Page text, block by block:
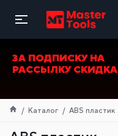
ЗА ПОДПИСКУ НА
РАССЫЛКУ СКИДКА
Каталог ABS пластик